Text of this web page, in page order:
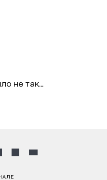
не так...